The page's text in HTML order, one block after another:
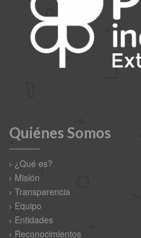
Quiénes Somos
¿Qué es?
Misión
Transparencia
Equipo
Entidades
Reconocimientos